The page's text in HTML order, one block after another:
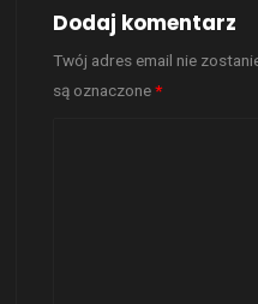
Dodaj komentarz
Twój adres email nie
są oznaczone*